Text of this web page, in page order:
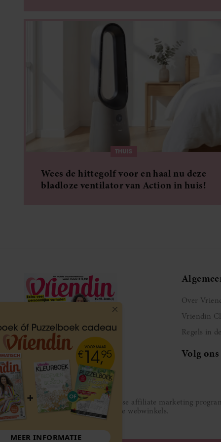
THUIS
Wees de hittegolf voor en haal nu deze
bladloze ventilator van Action in huis!
Over
Vriendin
Regels in
Volg ons
Vriendin participeert in diverse affiliate marketing
gesponsord door de genoemde webwinkels.
MEER INFORMATIE